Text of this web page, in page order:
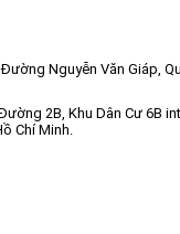
Nguyễn Văn Giáp,
2B, Khu Dân Cư 6B
Chí Minh.